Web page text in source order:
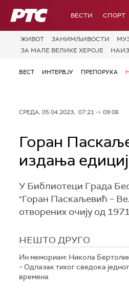
РТС ВЕСТИ СПОРТ
ЖИВОТ ЗАНИМЉИВОСТИ
ЗА МАЛЕ ВЕЛИКЕ ХЕРОЈЕ
ВЕСТ ИНТЕРВЈУ ПРЕПОРУКА
СРЕДА, 05.04.2023, 07:21 -> 09:06
Горан
издања
У Библиотеци Града
"Горан Паскаљевић –
отворених очију од
НЕШТО ДРУГО
Ин мемориам: Никола
– Одлазак тихог сведока једног
времена